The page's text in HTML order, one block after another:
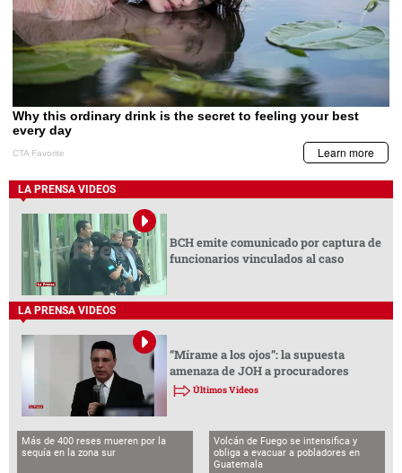
LA PRENSA VIDEOS
BCH emite comunicado por captura de
funcionarios vinculados al caso
LA PRENSA VIDEOS
“Mírame a los ojos”: la supuesta
amenaza de JOH a procuradores
Últimos Videos
Más de 400 reses mueren por la
sequía en la zona sur
Volcán de Fuego se intensifica y
obliga a evacuar a pobladores en
Guatemala